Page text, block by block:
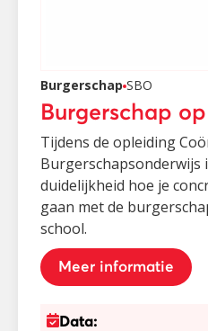
Burgerschap SBO
Burgerschap op
Tijdens de opleiding
Burgerschapsonderwijs
duidelijkheid hoe je
gaan met de
school.
Meer informatie
Data: